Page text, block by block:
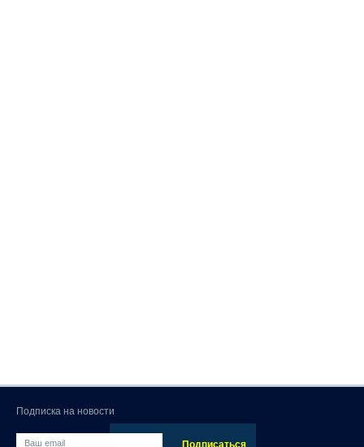
Подписка на новости